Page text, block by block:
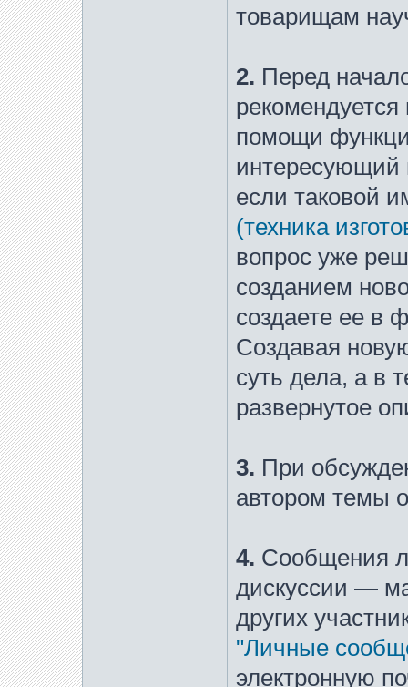
товарищам
2. Перед
помощи
интересующий
если таковой
(техника
вопрос уже
созданием
создаете ее в
Создавая
суть дела, а в
развернутое
3. При
автором темы
4. Сообщения
дискуссии —
других
"Личные
электронную